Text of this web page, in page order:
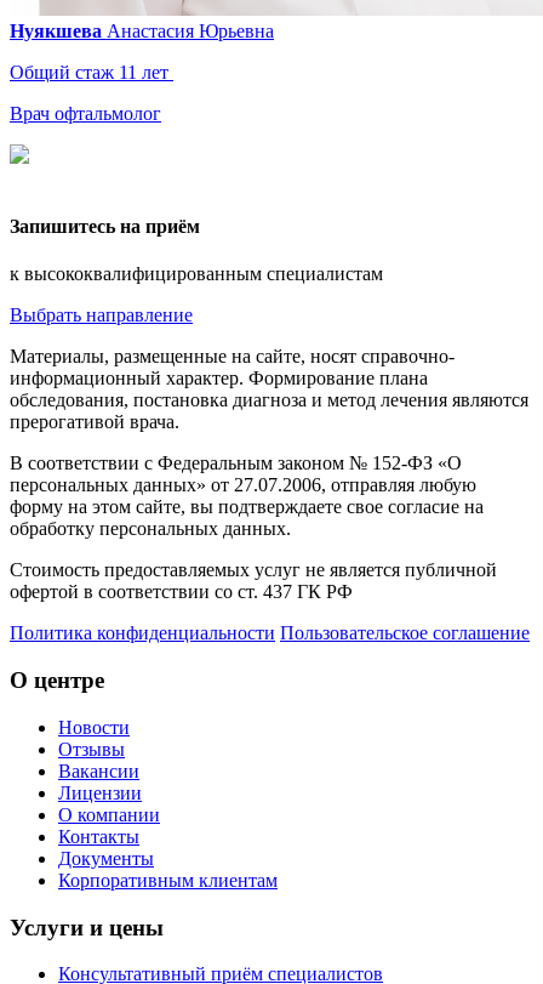
Нуякшева Анастасия Юрьевна
Общий стаж 11 лет
Врач офтальмолог
Запишитесь на приём
к высококвалифицированным специалистам
Выбрать направление
Материалы, размещенные на сайте, носят справочно-
информационный характер. Формирование плана
обследования, постановка диагноза и метод лечения являются
прерогативой врача.
В соответствии с Федеральным законом № 152-ФЗ «О
персональных данных» от 27.07.2006, отправляя любую
форму на этом сайте, вы подтверждаете свое согласие на
обработку персональных данных.
Стоимость предоставляемых услуг не является публичной
офертой в соответствии со ст. 437 ГК РФ
Политика конфиденциальности Пользовательское соглашение
О центре
Новости
Отзывы
Вакансии
Лицензии
О компании
Контакты
Документы
Корпоративным клиентам
Услуги и цены
Консультативный приём специалистов